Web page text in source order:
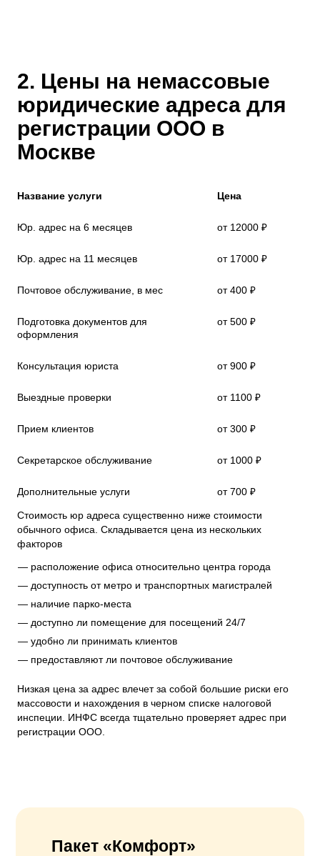
2. Цены на немассовые
юридические адреса для
регистрации ООО в
Москве
Название услуги Цена
Юр. адрес на 6 месяцев от 12000 ₽
Юр. адрес на 11 месяцев от 17000 ₽
Почтовое обслуживание, в мес от 400 ₽
Подготовка документов для
оформления
от 500 ₽
Консультация юриста от 900 ₽
Выездные проверки от 1100 ₽
Прием клиентов от 300 ₽
Секретарское обслуживание от 1000 ₽
Дополнительные услуги от 700 ₽
Стоимость юр адреса существенно ниже стоимости
обычного офиса. Складывается цена из нескольких
факторов
расположение офиса относительно центра города
доступность от метро и транспортных магистралей
наличие парко-места
доступно ли помещение для посещений 24/7
удобно ли принимать клиентов
предоставляют ли почтовое обслуживание
Низкая цена за адрес влечет за собой большие риски его
массовости и нахождения в черном списке налоговой
инспеции. ИНФС всегда тщательно проверяет адрес при
регистрации ООО.
Пакет «Комфорт»